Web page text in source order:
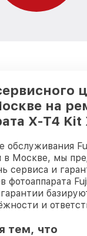
на
X-T4 Kit
обслуживания
в Москве, мы
сервиса и
фотоаппарата
и
тем, что